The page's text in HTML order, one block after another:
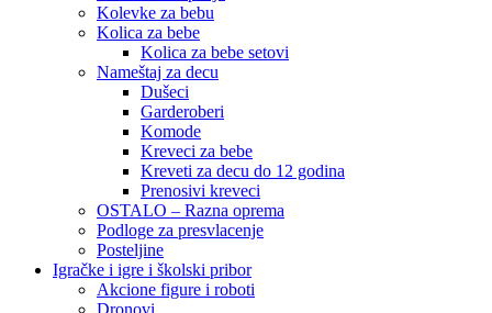
Kolevke za bebu
Kolica za bebe
Kolica za bebe setovi
Nameštaj za decu
Dušeci
Garderoberi
Komode
Kreveci za bebe
Kreveti za decu do 12 godina
Prenosivi kreveci
OSTALO – Razna oprema
Podloge za presvlacenje
Posteljine
Igračke i igre i školski pribor
Akcione figure i roboti
Dronovi